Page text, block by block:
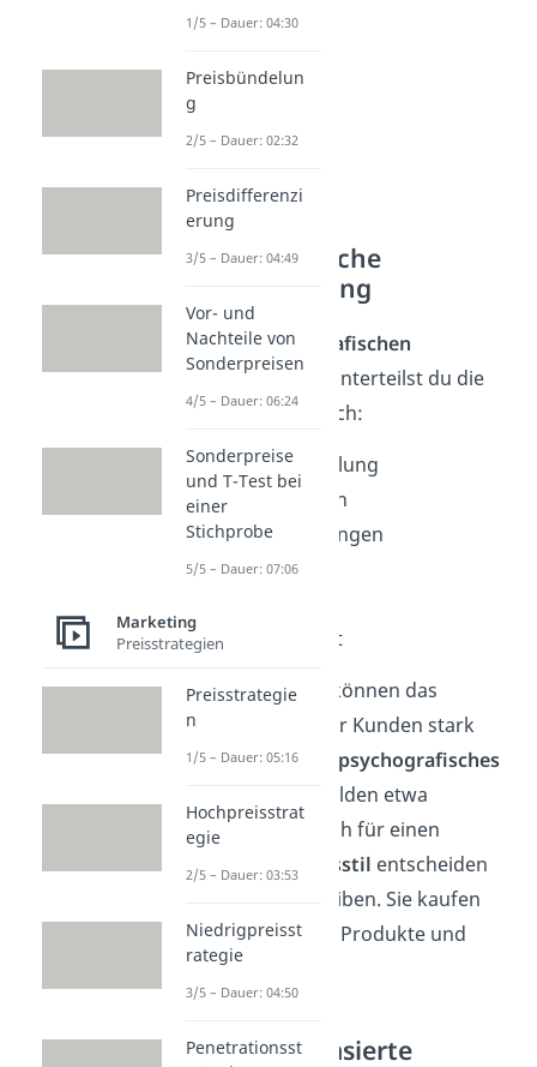
Psychografische
Segmentierung
Für diepsychografischen
Segmentierung
unterteilst du die
Konsumenten nach:
Lebenseinstellung
Gewohnheiten
Wertvorstellungen
Interessen
Persönlichkeit
Solche Faktoren können das
Kaufverhalten
der Kunden stark
beeinflussen. Ein psychografisches
bilden etwa
Menschen, die sich für einen
gesunden Lebensstil entscheiden
und viel Sport treiben. Sie kaufen
eher zuckerarme Produkte und
Sportartikel.
Verhaltensbasierte
1/5 – Dauer: 04:30
Preisbündelun
g
2/5 – Dauer: 02:32
Preisdifferenzi
erung
3/5 – Dauer: 04:49
Vor- und
Nachteile von
Sonderpreisen
4/5 – Dauer: 06:24
Sonderpreise
und T-Test bei
einer
Stichprobe
5/5 – Dauer: 07:06
Marketing
Preisstrategien
Preisstrategie
n
1/5 – Dauer: 05:16
Hochpreisstrat
egie
2/5 – Dauer: 03:53
Niedrigpreisst
rategie
3/5 – Dauer: 04:50
Penetrationsst